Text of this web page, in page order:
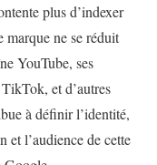
plus d’indexer
marque ne se réduit
YouTube, ses
et d’autres
à définir l’identité,
et l’audience de cette